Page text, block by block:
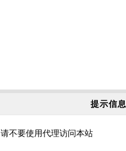
提示信息
请不要使用代理访问本站